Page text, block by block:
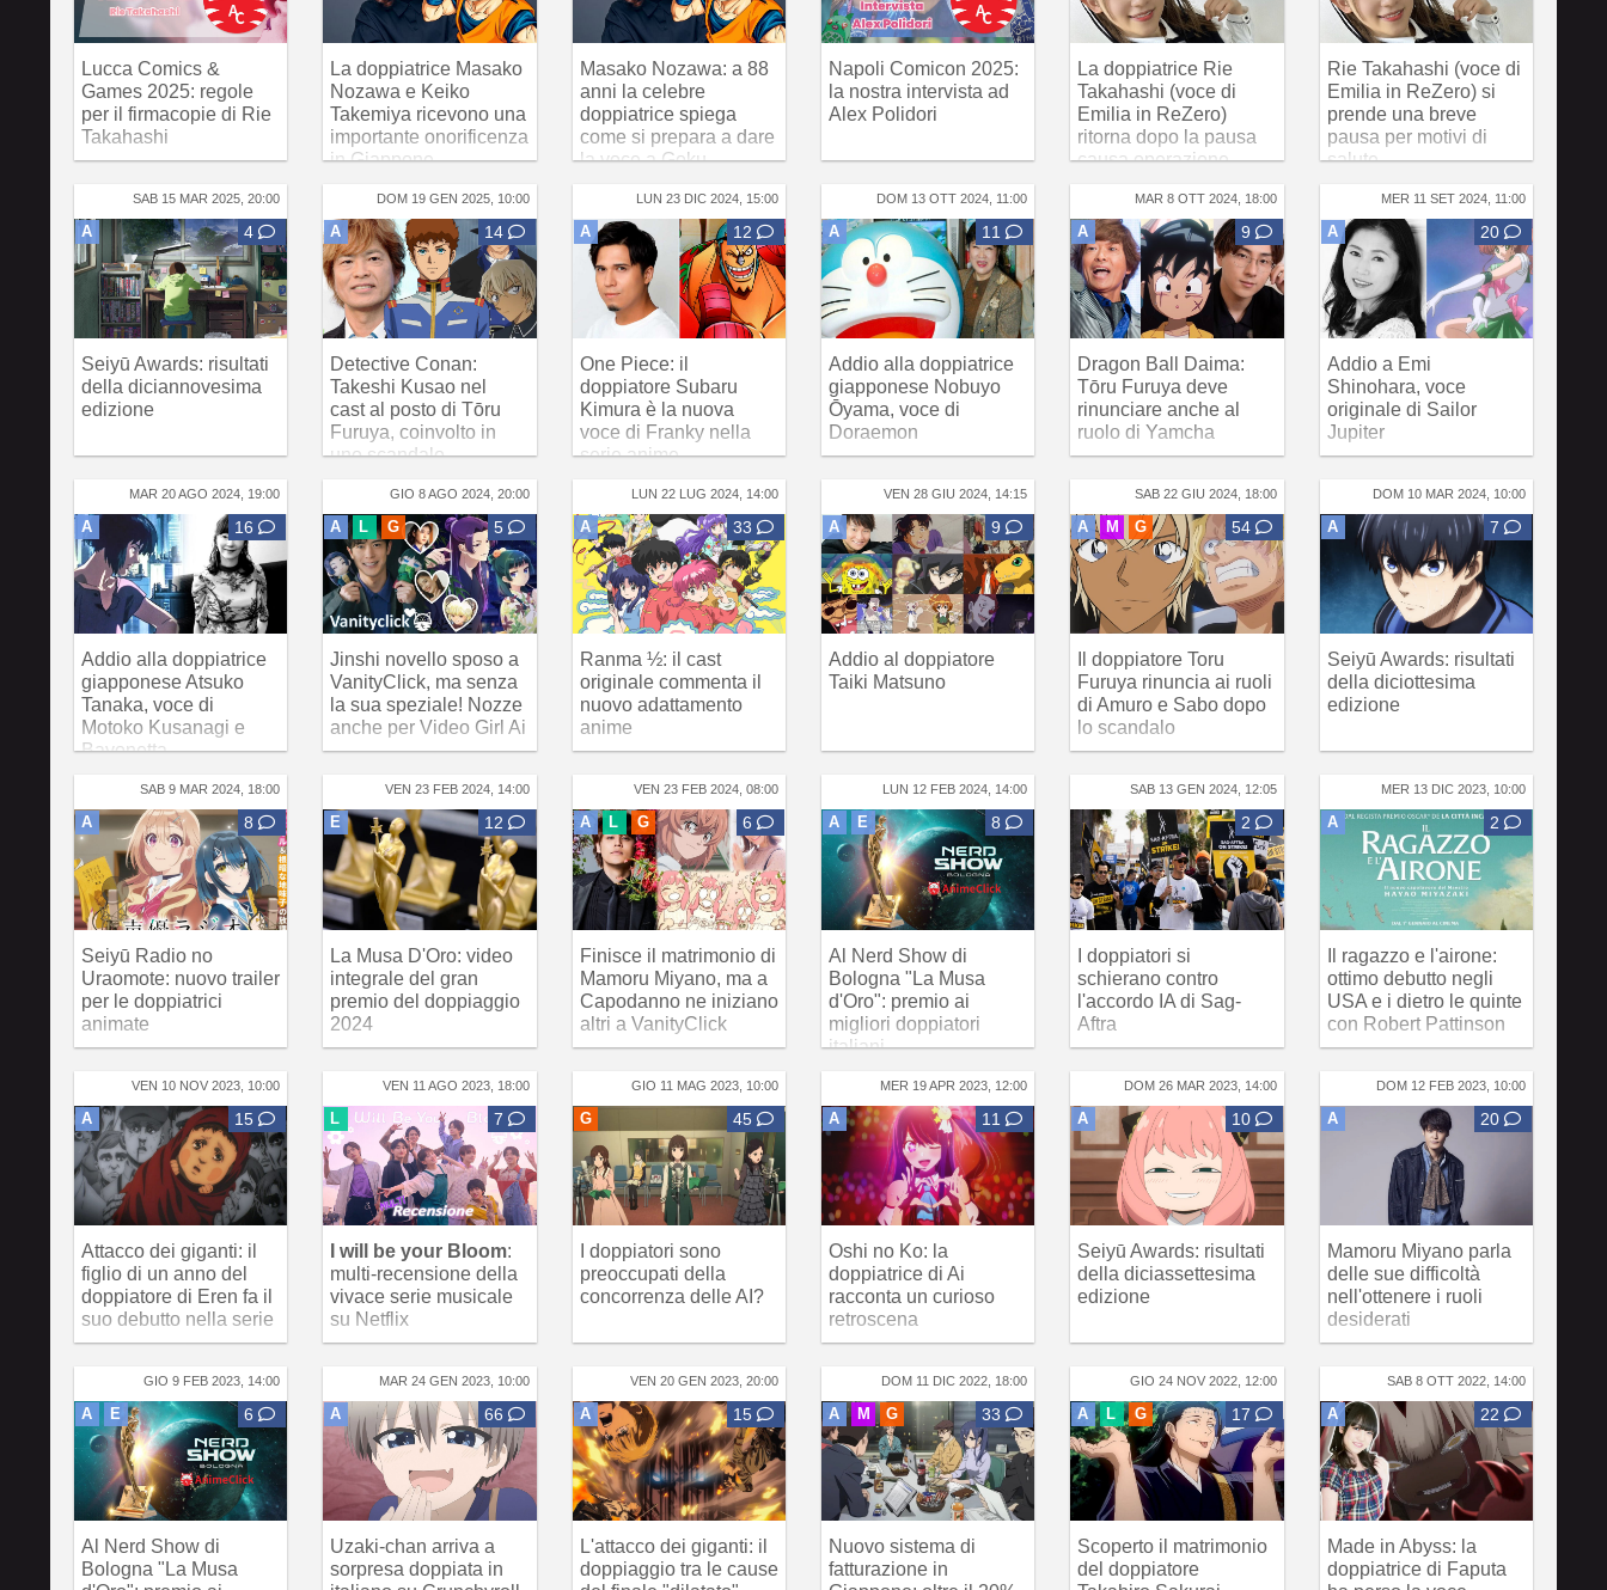
Lucca Comics &
Games 2025: regole
per il firmacopie di Rie
Takahashi
La doppiatrice Masako
Nozawa e Keiko
Takemiya ricevono una
importante onorificenza
in Giappone
Masako Nozawa: a 88
anni la celebre
doppiatrice spiega
come si prepara a dare
la voce a Goku
Napoli Comicon 2025:
la nostra intervista ad
Alex Polidori
La doppiatrice Rie
Takahashi (voce di
Emilia in ReZero)
ritorna dopo la pausa
causa operazione
Rie Takahashi (voce di
Emilia in ReZero) si
prende una breve
pausa per motivi di
salute
SAB 15 MAR 2025, 20:00
A 4
Seiyū Awards: risultati
della diciannovesima
edizione
DOM 19 GEN 2025, 10:00
A 14
Detective Conan:
Takeshi Kusao nel
cast al posto di Tōru
Furuya, coinvolto in
uno scandalo
LUN 23 DIC 2024, 15:00
A 12
One Piece: il
doppiatore Subaru
Kimura è la nuova
voce di Franky nella
serie anime
DOM 13 OTT 2024, 11:00
A 11
Addio alla doppiatrice
giapponese Nobuyo
Ōyama, voce di
Doraemon
MAR 8 OTT 2024, 18:00
A 9
Dragon Ball Daima:
Tōru Furuya deve
rinunciare anche al
ruolo di Yamcha
MER 11 SET 2024, 11:00
A 20
Addio a Emi
Shinohara, voce
originale di Sailor
Jupiter
MAR 20 AGO 2024, 19:00
A 16
Addio alla doppiatrice
giapponese Atsuko
Tanaka, voce di
Motoko Kusanagi e
Bayonetta
GIO 8 AGO 2024, 20:00
A L G 5
Jinshi novello sposo a
VanityClick, ma senza
la sua speziale! Nozze
anche per Video Girl Ai
LUN 22 LUG 2024, 14:00
A 33
Ranma ½: il cast
originale commenta il
nuovo adattamento
anime
VEN 28 GIU 2024, 14:15
A 9
Addio al doppiatore
Taiki Matsuno
SAB 22 GIU 2024, 18:00
A M G 54
Il doppiatore Toru
Furuya rinuncia ai ruoli
di Amuro e Sabo dopo
lo scandalo
DOM 10 MAR 2024, 10:00
A 7
Seiyū Awards: risultati
della diciottesima
edizione
SAB 9 MAR 2024, 18:00
A 8
Seiyū Radio no
Uraomote: nuovo trailer
per le doppiatrici
animate
VEN 23 FEB 2024, 14:00
E 12
La Musa D'Oro: video
integrale del gran
premio del doppiaggio
2024
VEN 23 FEB 2024, 08:00
A L G 6
Finisce il matrimonio di
Mamoru Miyano, ma a
Capodanno ne iniziano
altri a VanityClick
LUN 12 FEB 2024, 14:00
A E 8
Al Nerd Show di
Bologna "La Musa
d'Oro": premio ai
migliori doppiatori
italiani
SAB 13 GEN 2024, 12:05
2
I doppiatori si
schierano contro
l'accordo IA di Sag-
Aftra
MER 13 DIC 2023, 10:00
A 2
Il ragazzo e l'airone:
ottimo debutto negli
USA e i dietro le quinte
con Robert Pattinson
VEN 10 NOV 2023, 10:00
A 15
Attacco dei giganti: il
figlio di un anno del
doppiatore di Eren fa il
suo debutto nella serie
VEN 11 AGO 2023, 18:00
L 7
I will be your Bloom:
multi-recensione della
vivace serie musicale
su Netflix
GIO 11 MAG 2023, 10:00
G 45
I doppiatori sono
preoccupati della
concorrenza delle AI?
MER 19 APR 2023, 12:00
A 11
Oshi no Ko: la
doppiatrice di Ai
racconta un curioso
retroscena
DOM 26 MAR 2023, 14:00
A 10
Seiyū Awards: risultati
della diciassettesima
edizione
DOM 12 FEB 2023, 10:00
A 20
Mamoru Miyano parla
delle sue difficoltà
nell'ottenere i ruoli
desiderati
GIO 9 FEB 2023, 14:00
A E 6
Al Nerd Show di
Bologna "La Musa
MAR 24 GEN 2023, 10:00
A 66
Uzaki-chan arriva a
sorpresa doppiata in
VEN 20 GEN 2023, 20:00
A 15
L'attacco dei giganti: il
doppiaggio tra le cause
DOM 11 DIC 2022, 18:00
A M G 33
Nuovo sistema di
fatturazione in
GIO 24 NOV 2022, 12:00
A L G 17
Scoperto il matrimonio
del doppiatore
SAB 8 OTT 2022, 14:00
A 22
Made in Abyss: la
doppiatrice di Faputa